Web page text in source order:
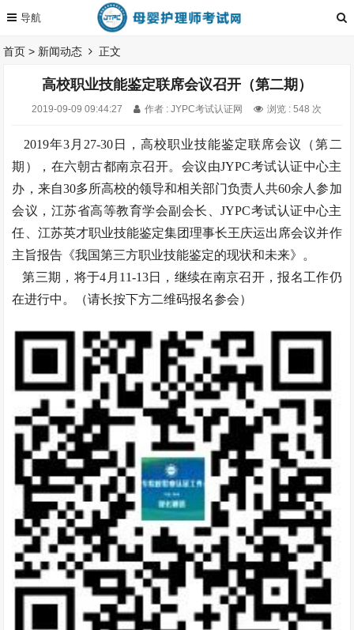
首页 > 新闻动态 正文
高校职业技能鉴定联席会议召开（第二期）
2019-09-09 09:44:27 作者 : JYPC考试认证网 浏览 : 548 次
2019年3月27-30日，高校职业技能鉴定联席会议（第二
期），在六朝古都南京召开。会议由JYPC考试认证中心主
办，来自30多所高校的领导和相关部门负责人共60余人参加
会议，江苏省高等教育学会副会长、JYPC考试认证中心主
任、江苏英才职业技能鉴定集团理事长王庆运出席会议并作
主旨报告《我国第三方职业技能鉴定的现状和未来》。
第三期，将于4月11-13日，继续在南京召开，报名工作仍
在进行中。（请长按下方二维码报名参会）